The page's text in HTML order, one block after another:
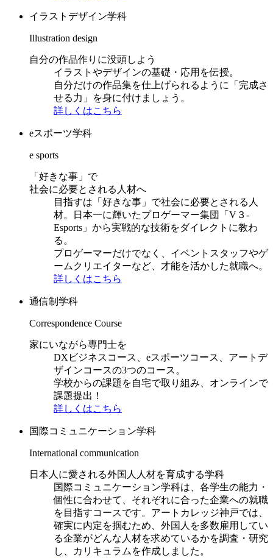
イラストデザイン学科
Illustration design
自分の作品作りに没頭しよう
イラストやデザインの基礎・応用を伝授。
自分だけの作品集を仕上げられるように「完成さ
せる力」を身に付けましょう。
詳しくはこちら
eスポーツ学科
e sports
「好きな事」で
社会に必要とされる人材へ
目指すは「好きな事」で社会に必要とされる人
材。日本一に輝いたプロゲーマー集団「V３-
Esports」から実戦的な技術をダイレクトに教わ
る。
プロゲーマーだけでなく、イベントスタッフやゲ
ームクリエイターなど、才能を活かした就職へ。
詳しくはこちら
通信制学科
Correspondence Course
家にいながら専門士を
DXビジネスコース、eスポーツコース、アートデ
ザインコースの3つのコース。
学校からの課題を自宅で取り組み、オンラインで
課題提出！
詳しくはこちら
国際コミュニケーション学科
International communication
日本人に愛される外国人人材を育成する学科
国際コミュニケーション学科は、各学生の能力・
個性に合わせて、それぞれに合った企業への就職
を目指すコースです。アートカレッジ神戸では、
確実に内定を掴むため、外国人を多数雇用してい
る企業がどんな人材を求めているかを調査・研究
し、カリキュラムを作成しました。